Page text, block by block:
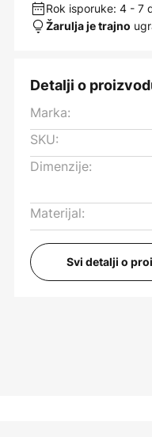
Rok isporuke: 4 - 7
Žarulja je trajno
Detalji o
Marka:
SKU:
Dimenzije:
Materijal:
Svi detalji o